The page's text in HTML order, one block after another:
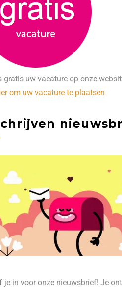
gratis uw vacature op onze
om uw vacature te plaatsen
je in voor onze nieuwsbrief! Je